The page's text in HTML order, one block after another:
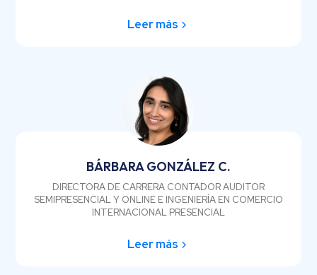
Leer más
BÁRBARA GONZÁLEZ C.
DIRECTORA DE CARRERA CONTADOR AUDITOR
SEMIPRESENCIAL Y ONLINE E INGENIERÍA EN COMERCIO
INTERNACIONAL PRESENCIAL
Leer más